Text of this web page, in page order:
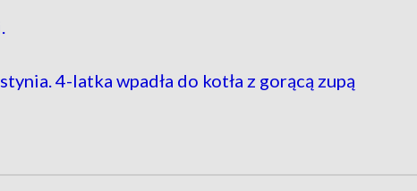
4-latka wpadła do kotła z gorącą zupą